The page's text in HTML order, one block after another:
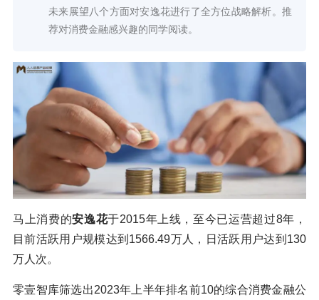
未来展望八个方面对安逸花进行了全方位战略解析。推
荐对消费金融感兴趣的同学阅读。
马上消费的安逸花于2015年上线，至今已运营超过8年，
目前活跃用户规模达到1566.49万人，日活跃用户达到130
万人次。
零壹智库筛选出2023年上半年排名前10的综合消费金融公